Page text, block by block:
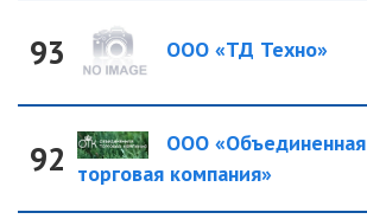
93 ООО «ТД Техно»
92
ООО «Объединенная
торговая компания»